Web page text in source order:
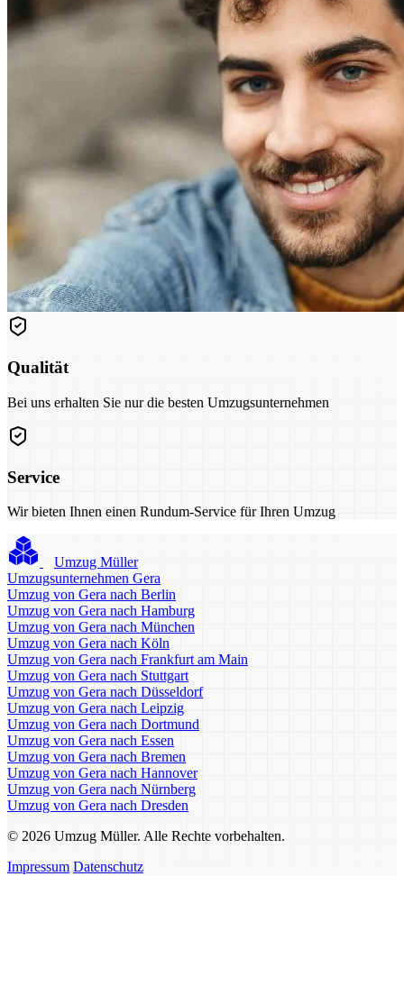
Qualität
Bei uns erhalten Sie nur die besten Umzugsunternehmen
Service
Wir bieten Ihnen einen Rundum-Service für Ihren Umzug
Umzug Müller
Umzugsunternehmen Gera
Umzug von Gera nach Berlin
Umzug von Gera nach Hamburg
Umzug von Gera nach München
Umzug von Gera nach Köln
Umzug von Gera nach Frankfurt am Main
Umzug von Gera nach Stuttgart
Umzug von Gera nach Düsseldorf
Umzug von Gera nach Leipzig
Umzug von Gera nach Dortmund
Umzug von Gera nach Essen
Umzug von Gera nach Bremen
Umzug von Gera nach Hannover
Umzug von Gera nach Nürnberg
Umzug von Gera nach Dresden
© 2026 Umzug Müller. Alle Rechte vorbehalten.
Impressum Datenschutz